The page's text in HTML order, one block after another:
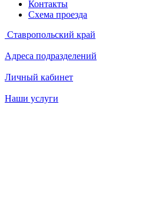
Контакты
Схема проезда
Ставропольский край
Адреса подразделений
Личный кабинет
Наши услуги